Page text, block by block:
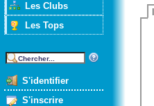
Les Clubs
Les Tops
S'identifier
S'inscrire